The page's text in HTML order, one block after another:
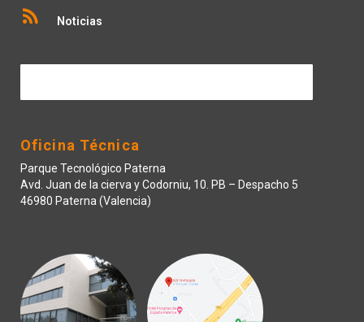
Noticias
Oficina Técnica
Parque Tecnológico Paterna
Avd. Juan de la cierva y Codorniu, 10. PB – Despacho 5
46980 Paterna (Valencia)